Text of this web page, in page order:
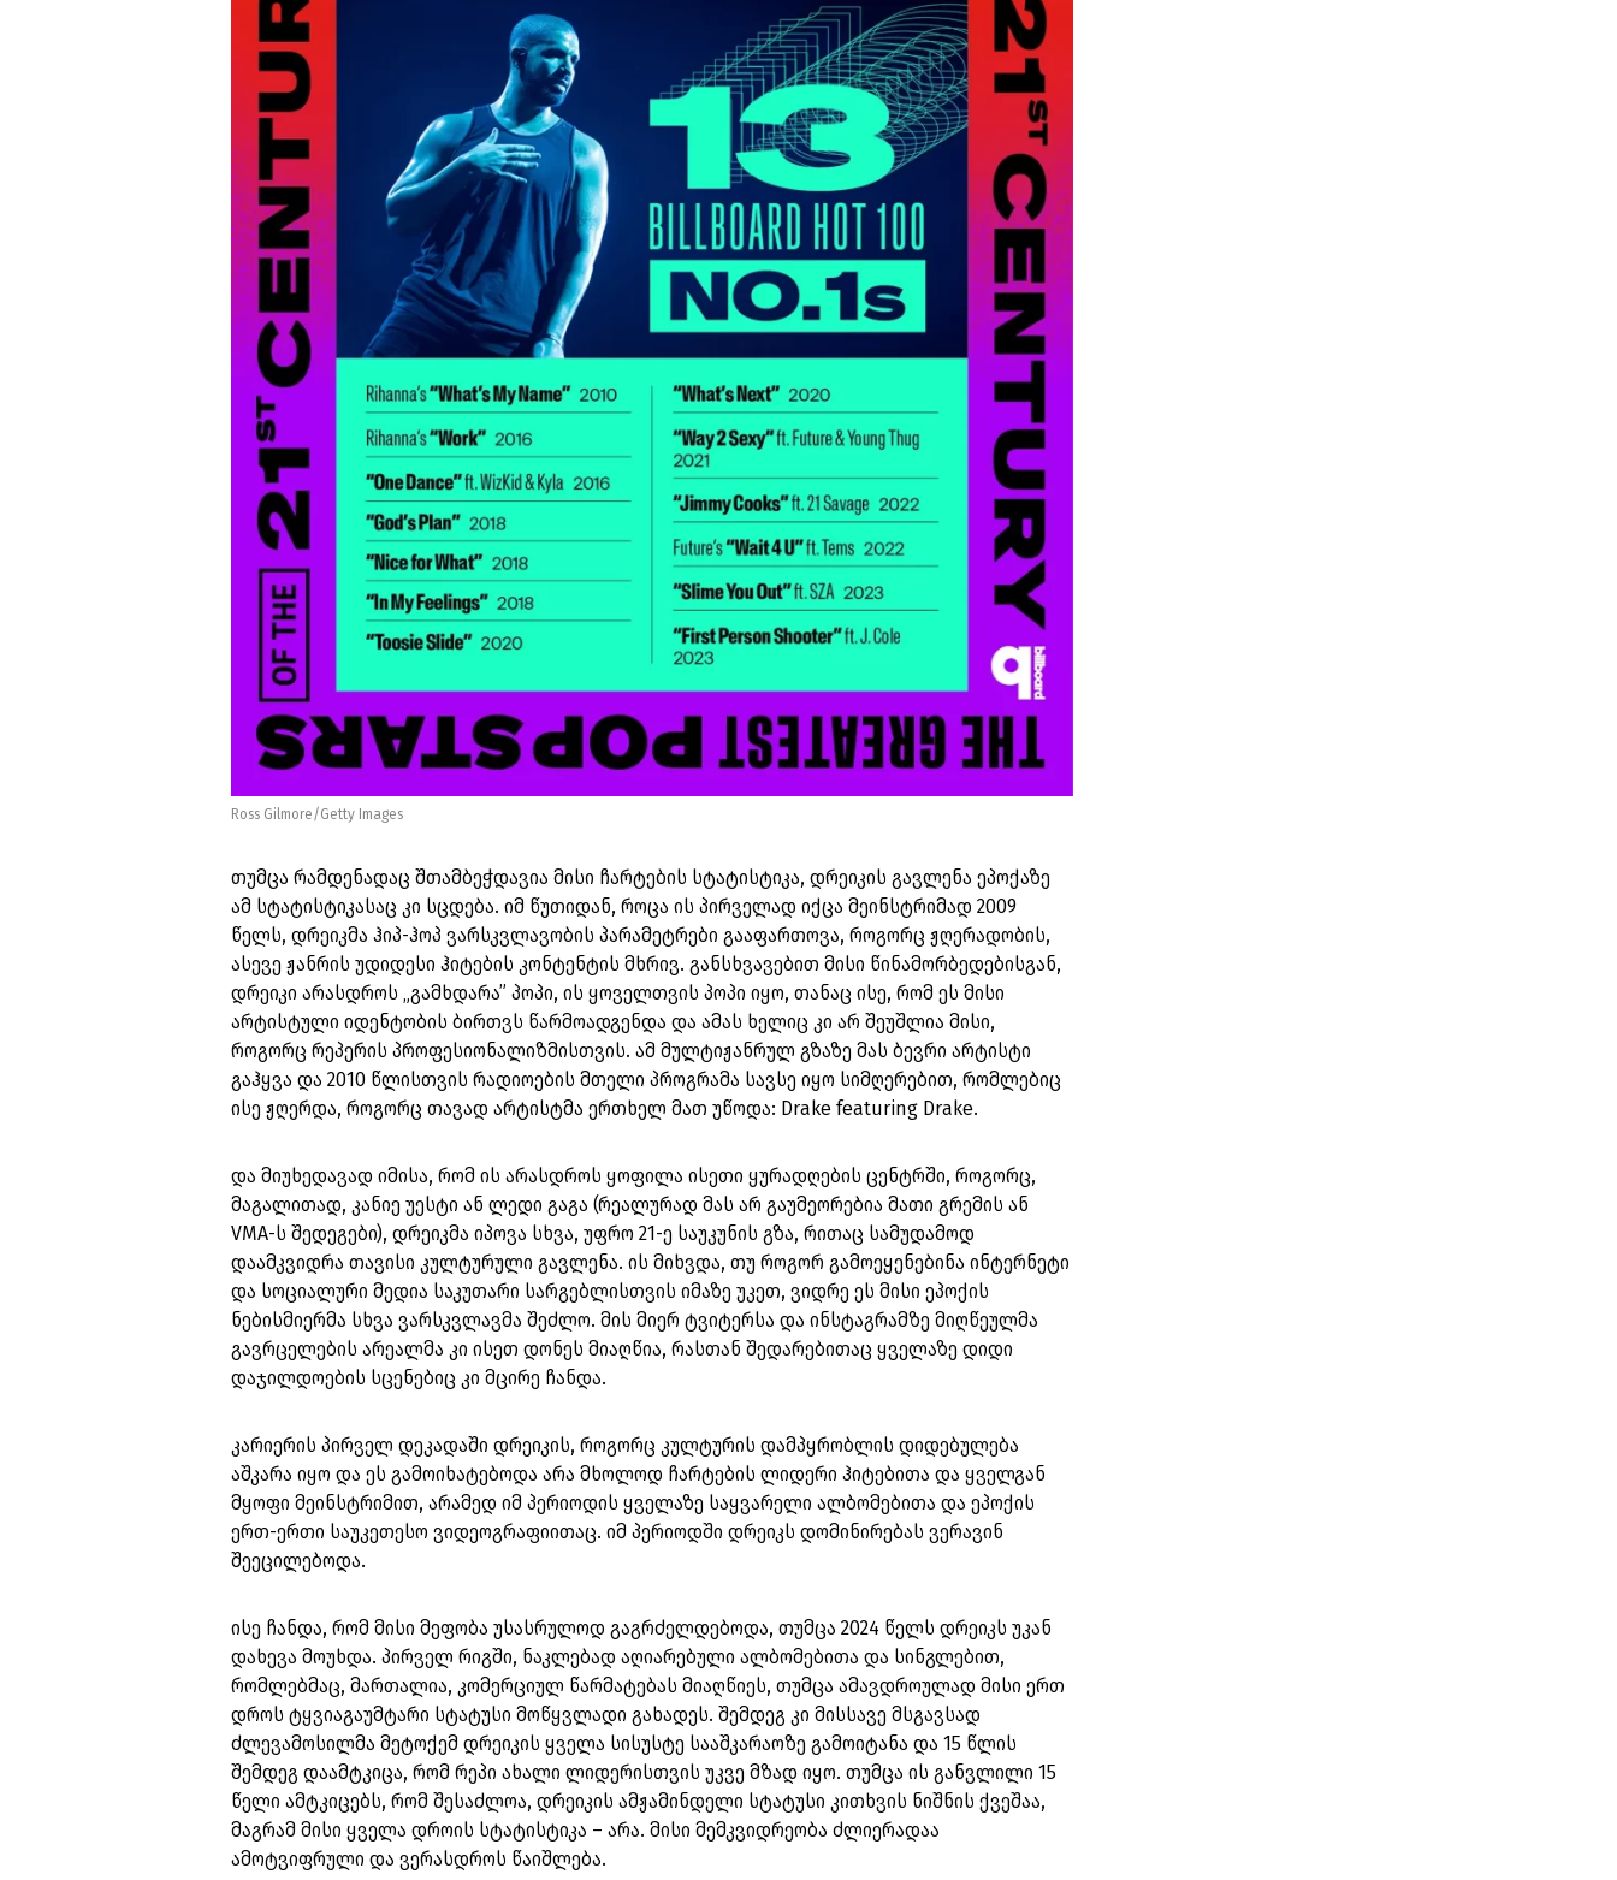
Ross Gilmore/Getty Images
თუმცა რამდენადაც შთამბეჭდავია მისი ჩარტების სტატისტიკა, დრეიკის გავლენა ეპოქაზე
ამ სტატისტიკასაც კი სცდება. იმ წუთიდან, როცა ის პირველად იქცა მეინსტრიმად 2009
წელს, დრეიკმა ჰიპ-ჰოპ ვარსკვლავობის პარამეტრები გააფართოვა, როგორც ჟღერადობის,
ასევე ჟანრის უდიდესი ჰიტების კონტენტის მხრივ. განსხვავებით მისი წინამორბედებისგან,
დრეიკი არასდროს „გამხდარა” პოპი, ის ყოველთვის პოპი იყო, თანაც ისე, რომ ეს მისი
არტისტული იდენტობის ბირთვს წარმოადგენდა და ამას ხელიც კი არ შეუშლია მისი,
როგორც რეპერის პროფესიონალიზმისთვის. ამ მულტიჟანრულ გზაზე მას ბევრი არტისტი
გაჰყვა და 2010 წლისთვის რადიოების მთელი პროგრამა სავსე იყო სიმღერებით, რომლებიც
ისე ჟღერდა, როგორც თავად არტისტმა ერთხელ მათ უწოდა: Drake featuring Drake.
და მიუხედავად იმისა, რომ ის არასდროს ყოფილა ისეთი ყურადღების ცენტრში, როგორც,
მაგალითად, კანიე უესტი ან ლედი გაგა (რეალურად მას არ გაუმეორებია მათი გრემის ან
VMA-ს შედეგები), დრეიკმა იპოვა სხვა, უფრო 21-ე საუკუნის გზა, რითაც სამუდამოდ
დაამკვიდრა თავისი კულტურული გავლენა. ის მიხვდა, თუ როგორ გამოეყენებინა ინტერნეტი
და სოციალური მედია საკუთარი სარგებლისთვის იმაზე უკეთ, ვიდრე ეს მისი ეპოქის
ნებისმიერმა სხვა ვარსკვლავმა შეძლო. მის მიერ ტვიტერსა და ინსტაგრამზე მიღწეულმა
გავრცელების არეალმა კი ისეთ დონეს მიაღწია, რასთან შედარებითაც ყველაზე დიდი
დაჯილდოების სცენებიც კი მცირე ჩანდა.
კარიერის პირველ დეკადაში დრეიკის, როგორც კულტურის დამპყრობლის დიდებულება
აშკარა იყო და ეს გამოიხატებოდა არა მხოლოდ ჩარტების ლიდერი ჰიტებითა და ყველგან
მყოფი მეინსტრიმით, არამედ იმ პერიოდის ყველაზე საყვარელი ალბომებითა და ეპოქის
ერთ-ერთი საუკეთესო ვიდეოგრაფიითაც. იმ პერიოდში დრეიკს დომინირებას ვერავინ
შეეცილებოდა.
ისე ჩანდა, რომ მისი მეფობა უსასრულოდ გაგრძელდებოდა, თუმცა 2024 წელს დრეიკს უკან
დახევა მოუხდა. პირველ რიგში, ნაკლებად აღიარებული ალბომებითა და სინგლებით,
რომლებმაც, მართალია, კომერციულ წარმატებას მიაღწიეს, თუმცა ამავდროულად მისი ერთ
დროს ტყვიაგაუმტარი სტატუსი მოწყვლადი გახადეს. შემდეგ კი მისსავე მსგავსად
ძლევამოსილმა მეტოქემ დრეიკის ყველა სისუსტე სააშკარაოზე გამოიტანა და 15 წლის
შემდეგ დაამტკიცა, რომ რეპი ახალი ლიდერისთვის უკვე მზად იყო. თუმცა ის განვლილი 15
წელი ამტკიცებს, რომ შესაძლოა, დრეიკის ამჟამინდელი სტატუსი კითხვის ნიშნის ქვეშაა,
მაგრამ მისი ყველა დროის სტატისტიკა – არა. მისი მემკვიდრეობა ძლიერადაა
ამოტვიფრული და ვერასდროს წაიშლება.